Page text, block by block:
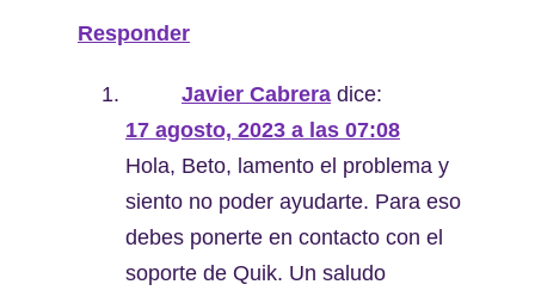
Responder
Javier Cabrera dice:
17 agosto, 2023 a las 07:08
Hola, Beto, lamento el problema y
siento no poder ayudarte. Para eso
debes ponerte en contacto con el
soporte de Quik. Un saludo